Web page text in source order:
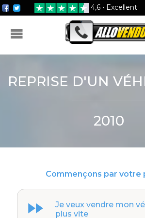
4,6 • Excellent
FORMULAIRE
REPRISE D'UN
2010
Commençons par votre
Je veux vendre mon
plus vite